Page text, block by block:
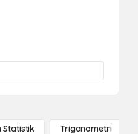
Statistik Trigonometri